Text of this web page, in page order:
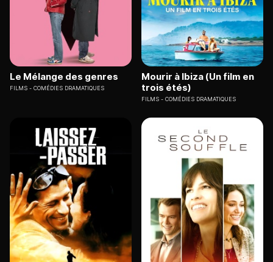
Le Mélange des genres
FILMS COMÉDIES DRAMATIQUES
Mourir à Ibiza (Un film en
trois étés)
FILMS COMÉDIES DRAMATIQUES